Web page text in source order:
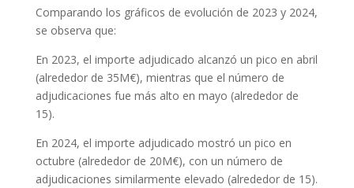
Comparando los gráficos de evolución de 2023 y 2024,
se observa que:
En 2023, el importe adjudicado alcanzó un pico en abril
(alrededor de 35M€), mientras que el número de
adjudicaciones fue más alto en mayo (alrededor de
15).
En 2024, el importe adjudicado mostró un pico en
octubre (alrededor de 20M€), con un número de
adjudicaciones similarmente elevado (alrededor de 15).